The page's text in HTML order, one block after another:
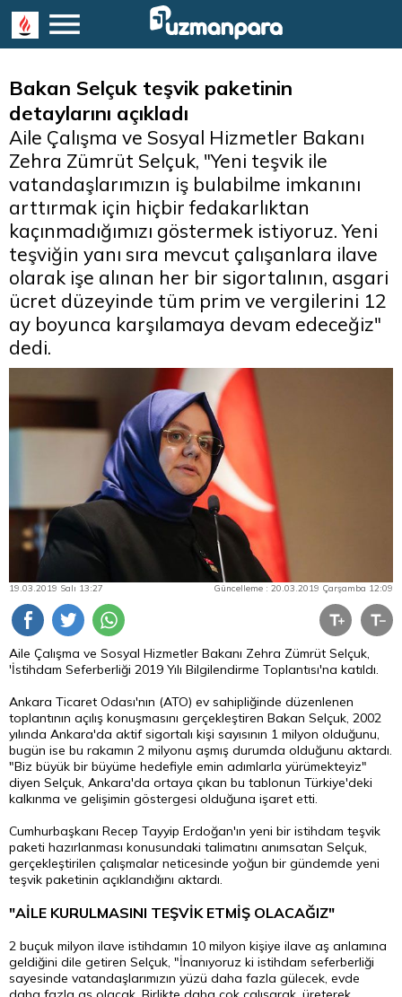
Bakan Selçuk teşvik paketinin
detaylarını açıkladı
Aile Çalışma ve Sosyal Hizmetler Bakanı
Zehra Zümrüt Selçuk, "Yeni teşvik ile
vatandaşlarımızın iş bulabilme imkanını
arttırmak için hiçbir fedakarlıktan
kaçınmadığımızı göstermek istiyoruz. Yeni
teşviğin yanı sıra mevcut çalışanlara ilave
olarak işe alınan her bir sigortalının, asgari
ücret düzeyinde tüm prim ve vergilerini 12
ay boyunca karşılamaya devam edeceğiz"
dedi.
19.03.2019 Salı 13:27 Güncelleme : 20.03.2019 Çarşamba 12:09
Aile Çalışma ve Sosyal Hizmetler Bakanı Zehra Zümrüt Selçuk,
'İstihdam Seferberliği 2019 Yılı Bilgilendirme Toplantısı'na katıldı.
Ankara Ticaret Odası'nın (ATO) ev sahipliğinde düzenlenen
toplantının açılış konuşmasını gerçekleştiren Bakan Selçuk, 2002
yılında Ankara'da aktif sigortalı kişi sayısının 1 milyon olduğunu,
bugün ise bu rakamın 2 milyonu aşmış durumda olduğunu aktardı.
"Biz büyük bir büyüme hedefiyle emin adımlarla yürümekteyiz"
diyen Selçuk, Ankara'da ortaya çıkan bu tablonun Türkiye'deki
kalkınma ve gelişimin göstergesi olduğuna işaret etti.
Cumhurbaşkanı Recep Tayyip Erdoğan'ın yeni bir istihdam teşvik
paketi hazırlanması konusundaki talimatını anımsatan Selçuk,
gerçekleştirilen çalışmalar neticesinde yoğun bir gündemde yeni
teşvik paketinin açıklandığını aktardı.
"AİLE KURULMASINI TEŞVİK ETMİŞ OLACAĞIZ"
2 buçuk milyon ilave istihdamın 10 milyon kişiye ilave aş anlamına
geldiğini dile getiren Selçuk, "İnanıyoruz ki istihdam seferberliği
sayesinde vatandaşlarımızın yüzü daha fazla gülecek, evde